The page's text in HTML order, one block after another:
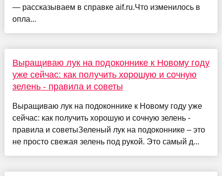
— рассказываем в справке aif.ru.Что изменилось в
опла...
Выращиваю лук на подоконнике к Новому году
уже сейчас: как получить хорошую и сочную
зелень - правила и советы
Выращиваю лук на подоконнике к Новому году уже
сейчас: как получить хорошую и сочную зелень -
правила и советыЗеленый лук на подоконнике – это
не просто свежая зелень под рукой. Это самый д...